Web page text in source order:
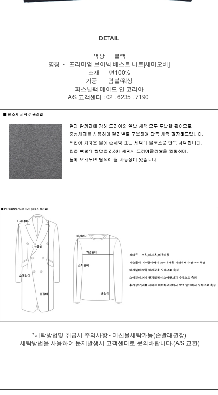
DETAIL
색상 - 블랙
명칭 - 프리미엄 브이넥 베스트 니트[세미오버]
소재 - 면100%
가공 - 덤블/워싱
퍼스널팩 메이드 인 코리아
A/S 고객센터 : 02 . 6235 . 7190
*세탁방법및 취급시 주의사항 - 머신물세탁가능(손빨래권장)
세탁방법을 사용하여 문제발생시 고객센터로 문의바랍니다.(A/S 교환)